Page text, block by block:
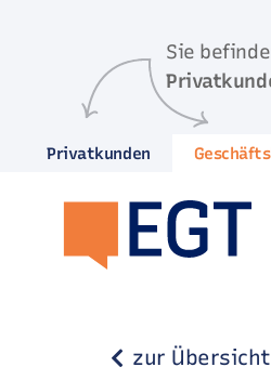
Sie
Privatkunden
zur Übersicht